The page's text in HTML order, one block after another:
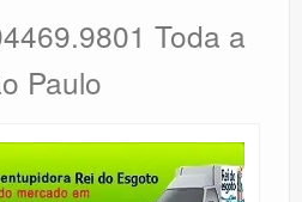
Toda a
Paulo